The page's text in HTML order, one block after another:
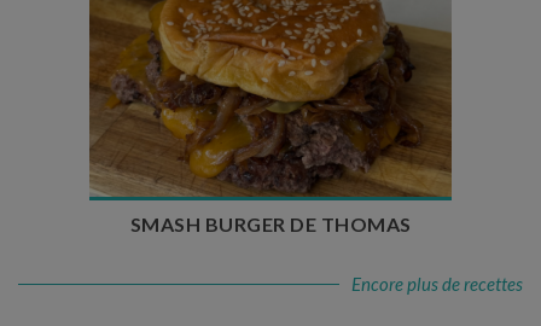
Temps de préparation : 20 min
Temps de cuisson : 5 à 10 min
Nombre de couverts : 4
SMASH BURGER DE THOMAS
Encore plus de recettes